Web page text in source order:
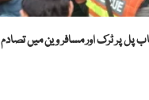
پر ٹرک اور مسافر وین میں تصادم 9 افراد زخمی